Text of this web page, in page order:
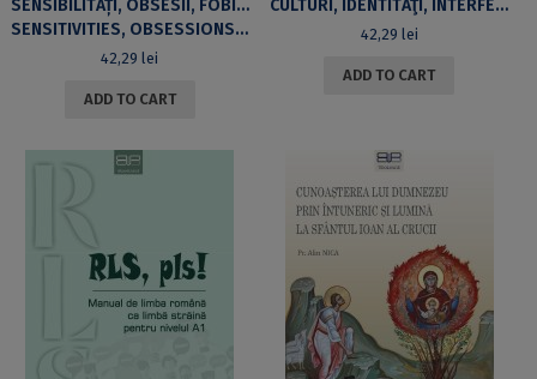
SENSIBILITĂȚI, OBSESII, FOBII ȘI ISTORIILE LOR NEAȘTEPTATE
SENSITIVITIES, OBSESSIONS, PHOBIAS, AND THEIR INTRIGUING HISTORIES
42,29lei
ADD TO CART
CULTURI, IDENTITĂŢI, INTERFERENŢE
42,29 lei
ADD TO CART